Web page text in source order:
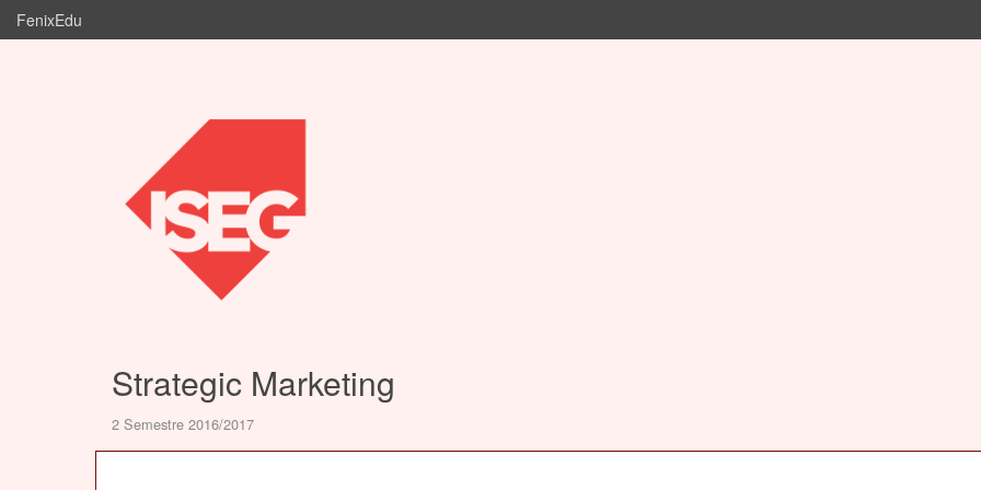
FenixEdu
Strategic Marketing
2 Semestre 2016/2017